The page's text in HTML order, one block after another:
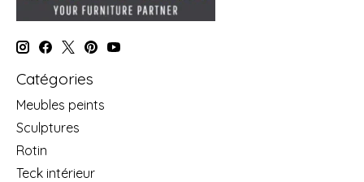
Catégories
Meubles peints
Sculptures
Rotin
Teck intérieur